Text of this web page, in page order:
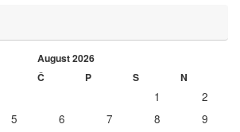
August 2026
Č P S N
1
2
5 6 7 8
9